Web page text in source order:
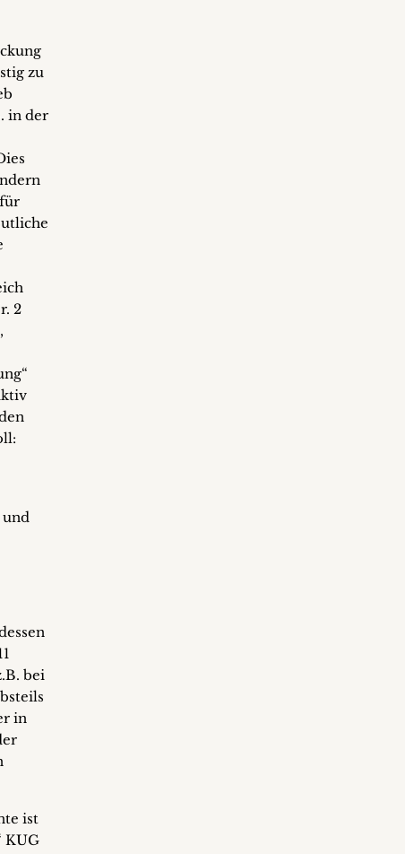
zu
in der
2
und
bei
in
ist
KUG